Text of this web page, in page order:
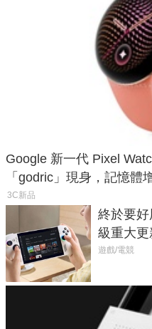
Google 新一代 Pixel
「godric」現身，記憶體
3C新品
終於要
級重大
式讓操作
遊戲/電競